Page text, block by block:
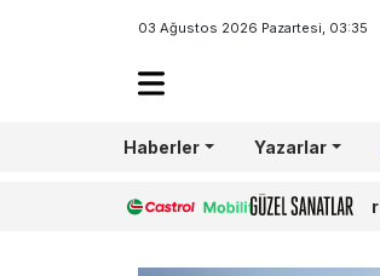
03 Ağustos 2026 Pazartesi, 03:35
Haberler Yazarlar
Castrol Güzel Sanatlar